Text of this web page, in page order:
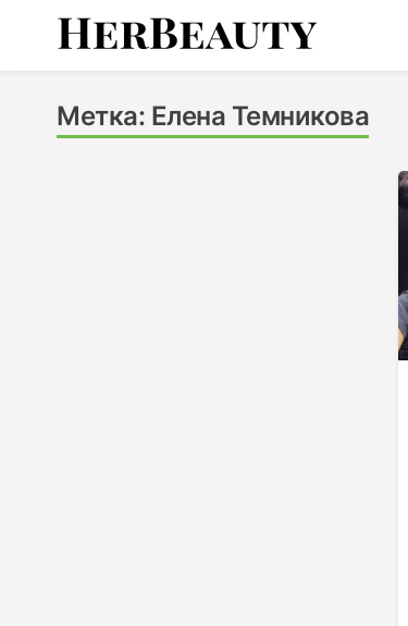
Метка: Елена Темникова